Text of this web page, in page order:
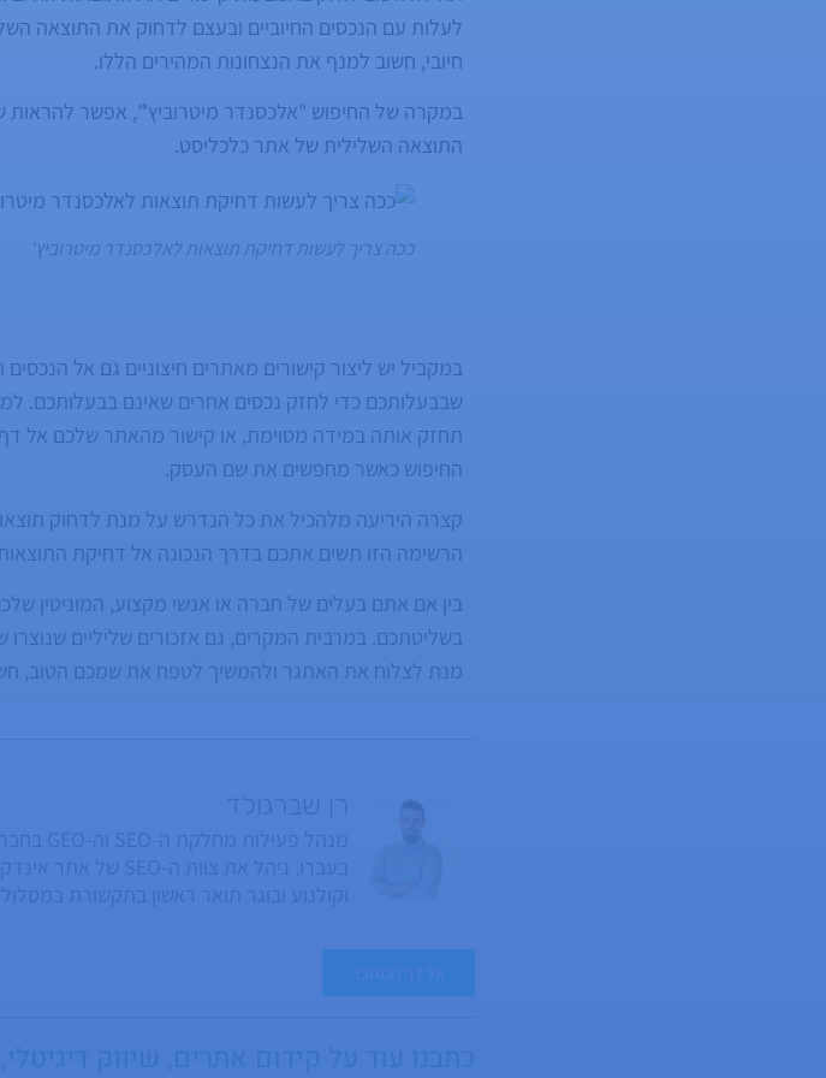
לעלות עם הנכסים החיוביים ובעצם לדחוק את התוצאה
חיובי, חשוב למנף את הנצחונות המהירים הללו.
במקרה של החיפוש "אלכסנדר מיטרוביץ'", אפשר להראות
התוצאה השלילית של אתר כלכליסט.
ככה צריך לעשות דחיקת תוצאות לאלכסנדר מיטרוביץ'
במקביל יש ליצור קישורים מאתרים חיצוניים גם אל
שבבעלותכם כדי לחזק נכסים אחרים שאינם
תחזק אותה במידה מסוימת, או קישור מהאתר שלכם אל דף
החיפוש כאשר מחפשים את שם העסק.
קצרה היריעה מלהכיל את כל הנדרש על מנת לדחוק
הרשימה הזו תשים אתכם בדרך הנכונה אל דחיקת
בין אם אתם בעלים של חברה או אנשי מקצוע, המוניטין
בשליטתכם. במרבית המקרים, גם אזכורים שליליים
מנת לצלוח את האתגר ולהמשיך לטפח את שמכם הטוב,
מלידה.
אל דף המחבר